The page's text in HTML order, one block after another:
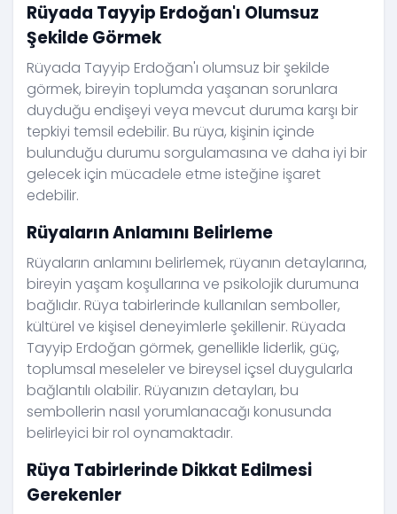
Rüyada Tayyip Erdoğan'ı Olumsuz
Şekilde Görmek
Rüyada Tayyip Erdoğan'ı olumsuz bir şekilde
görmek, bireyin toplumda yaşanan sorunlara
duyduğu endişeyi veya mevcut duruma karşı bir
tepkiyi temsil edebilir. Bu rüya, kişinin içinde
bulunduğu durumu sorgulamasına ve daha iyi bir
gelecek için mücadele etme isteğine işaret
edebilir.
Rüyaların Anlamını Belirleme
Rüyaların anlamını belirlemek, rüyanın detaylarına,
bireyin yaşam koşullarına ve psikolojik durumuna
bağlıdır. Rüya tabirlerinde kullanılan semboller,
kültürel ve kişisel deneyimlerle şekillenir. Rüyada
Tayyip Erdoğan görmek, genellikle liderlik, güç,
toplumsal meseleler ve bireysel içsel duygularla
bağlantılı olabilir. Rüyanızın detayları, bu
sembollerin nasıl yorumlanacağı konusunda
belirleyici bir rol oynamaktadır.
Rüya Tabirlerinde Dikkat Edilmesi
Gerekenler